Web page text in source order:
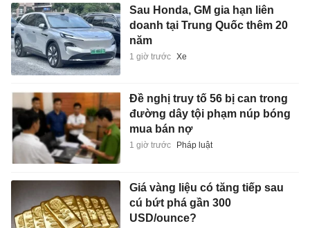
Sau Honda, GM gia hạn liên
doanh tại Trung Quốc thêm 20
năm
1 giờ trước Xe
Đề nghị truy tố 56 bị can trong
đường dây tội phạm núp bóng
mua bán nợ
1 giờ trước Pháp luật
Giá vàng liệu có tăng tiếp sau
cú bứt phá gần 300
USD/ounce?